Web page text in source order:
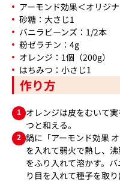
アーモンド効果＜オリジ
砂糖：大さじ1
バニラビーンズ：1/2本
粉ゼラチン：4g
オレンジ：1個（200g）
はちみつ：小さじ1
作り方
1 オレンジは皮をむいて
つと和える。
2 鍋に「アーモンド効果
を入れて弱火で熱し、
をふり入れて溶かす。
り目を入れて種子を取